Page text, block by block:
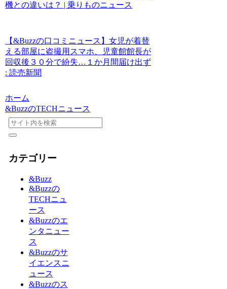
機との違いは？ | 乗りものニュース
【&Buzzの口コミニュース】女児が着替
える部屋に盗撮用スマホ、児童館館長が
回収後３０分で紛失…１か月間届け出ず
: 読売新聞
ホーム
&BuzzのTECHニュース
カテゴリー
&Buzz
&Buzzの
TECHニュ
ース
&Buzzのエ
ンタニュー
ス
&Buzzのサ
イエンスニ
ュース
&Buzzのス